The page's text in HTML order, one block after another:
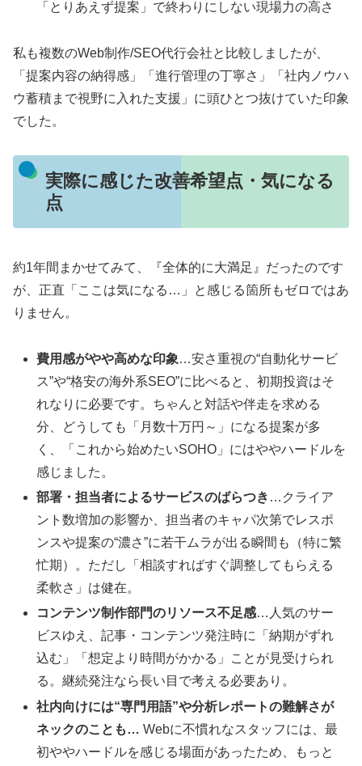
「とりあえず提案」で終わりにしない現場力の高さ
私も複数のWeb制作/SEO代行会社と比較しましたが、
「提案内容の納得感」「進行管理の丁寧さ」「社内ノウハ
ウ蓄積まで視野に入れた支援」に頭ひとつ抜けていた印象
でした。
実際に感じた改善希望点・気になる
点
約1年間まかせてみて、『全体的に大満足』だったのです
が、正直「ここは気になる…」と感じる箇所もゼロではあ
りません。
費用感がやや高めな印象…安さ重視の“自動化サービ
ス”や“格安の海外系SEO”に比べると、初期投資はそ
れなりに必要です。ちゃんと対話や伴走を求める
分、どうしても「月数十万円～」になる提案が多
く、「これから始めたいSOHO」にはややハードルを
感じました。
部署・担当者によるサービスのばらつき …クライア
ント数増加の影響か、担当者のキャパ次第でレスポ
ンスや提案の“濃さ”に若干ムラが出る瞬間も（特に繁
忙期）。ただし「相談すればすぐ調整してもらえる
柔軟さ」は健在。
コンテンツ制作部門のリソース不足感…人気のサー
ビスゆえ、記事・コンテンツ発注時に「納期がずれ
込む」「想定より時間がかかる」ことが見受けられ
る。継続発注なら長い目で考える必要あり。
社内向けには“専門用語”や分析レポートの難解さが
ネックのことも… Webに不慣れなスタッフには、最
初ややハードルを感じる場面があったため、もっと